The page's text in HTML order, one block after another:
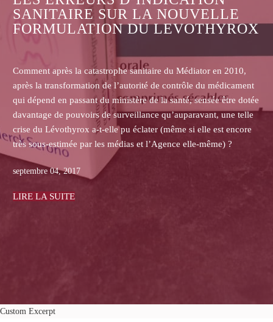
dotée
telle
En France, le nucléaire représente une importante
d’énergie.
La France est le second producteur mondial d’énergie
derrière les Etats-Unis.
Les risques d’accidents nucléaires ne sont pas
lorsque l’on sait l’état de certaines centrales dont
déjà ancienne. L’on a recensé, à cet égard, 24 réacteurs
obsolètes qui continuent cependant de fonctionner aux
périls des populations environnantes.
juin 20, 2016
Custom Excerpt